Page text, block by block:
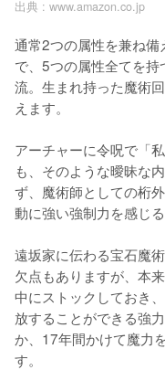
出典 : www.amazon.co.jp
通常2つの属性を兼ね
で、5つの属性全てを
流。生まれ持った魔術
えます。
アーチャーに令呪で「
も、そのような曖昧な
ず、魔術師としての桁
動に強い強制力を感じ
遠坂家に伝わる宝石魔
欠点もありますが、本
中にストックしておき
放することができる強
か、17年間かけて魔力
す。